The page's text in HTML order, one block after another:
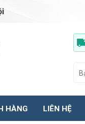
HÀNG LIÊN HỆ